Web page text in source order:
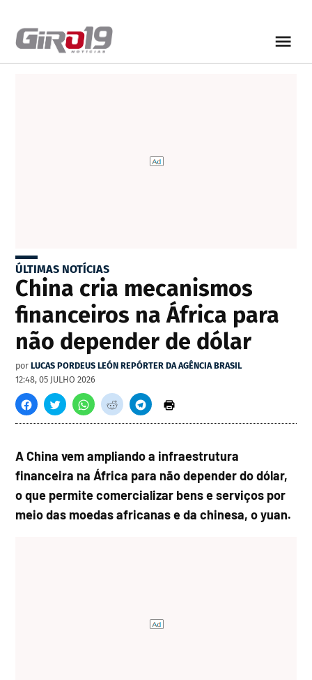
ÚLTIMAS NOTÍCIAS
China cria mecanismos
financeiros na África para
não depender de dólar
por LUCAS PORDEUS LEÓN REPÓRTER DA AGÊNCIA BRASIL
12:48, 05 JULHO 2026
A China vem ampliando a infraestrutura
financeira na África para não depender do dólar,
o que permite comercializar bens e serviços por
meio das moedas africanas e da chinesa, o yuan.